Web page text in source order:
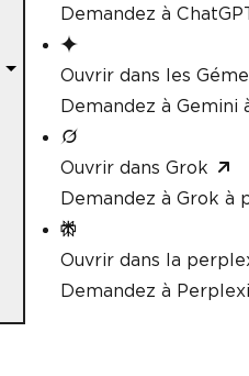
Demandez à
Ouvrir dans les
Demandez à
Ouvrir dans Grok
Demandez à Grok à
Ouvrir dans la
Demandez à